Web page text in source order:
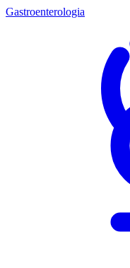
Gastroenterologia